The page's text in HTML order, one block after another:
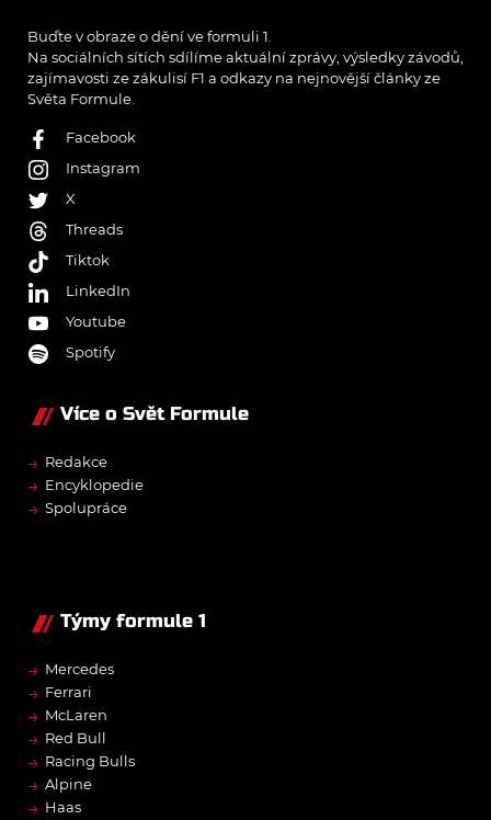
Buďte v obraze o dění ve formuli 1.
Na sociálních sítích sdílíme aktuální zprávy, výsledky závodů,
zajímavosti ze zákulisí F1 a odkazy na nejnovější články ze
Světa Formule.
Facebook
Instagram
X
Threads
Tiktok
LinkedIn
Youtube
Spotify
Více o Svět Formule
→ Redakce
→ Encyklopedie
→ Spolupráce
Týmy formule 1
→ Mercedes
→ Ferrari
→ McLaren
→ Red Bull
→ Racing Bulls
→ Alpine
→ Haas